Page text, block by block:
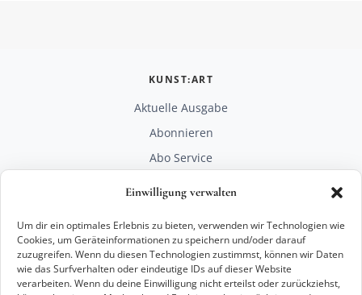
Einwilligung verwalten
Um dir ein optimales Erlebnis zu bieten, verwenden wir Technologien wie
Cookies, um Geräteinformationen zu speichern und/oder darauf
zuzugreifen. Wenn du diesen Technologien zustimmst, können wir Daten
wie das Surfverhalten oder eindeutige IDs auf dieser Website
verarbeiten. Wenn du deine Einwilligung nicht erteilst oder zurückziehst,
KUNST:ART
Aktuelle Ausgabe
Abonnieren
Abo Service
RECHTLICHES
Impressum
Datenschutz